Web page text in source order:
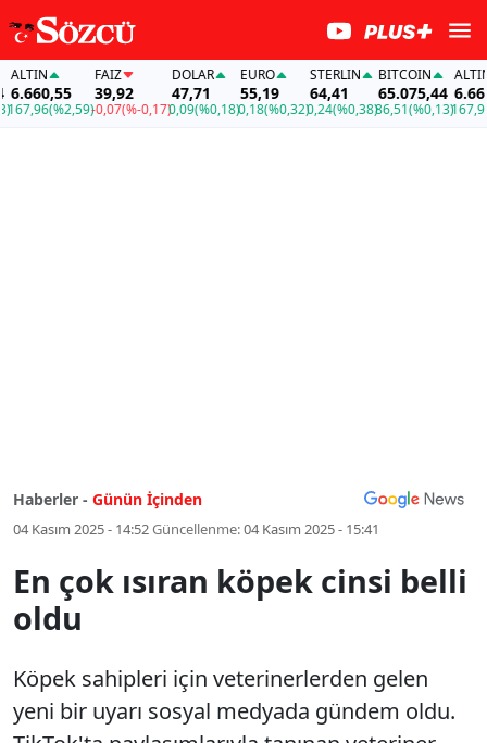
(%2,59)
FAİZ
39,92
-0,07(%-0,17)
DOLAR
47,71
0,09(%0,18)
EURO
55,19
0,18(%0,32)
STERLIN
64,41
0,24(%0,38)
BITCOIN
65.075,44
86,51(%0,13)
ALTIN
167,96
Haberler - Günün İçinden
04 Kasım 2025 - 14:52Güncellenme:04 Kasım 2025 - 15:41
En çok ısıran köpek cinsi belli
oldu
Köpek sahipleri için veterinerlerden gelen
yeni bir uyarı sosyal medyada gündem oldu.